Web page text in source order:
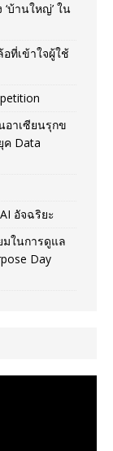
บ้านใหญ่’ ใน
อที่เข้าใจผู้ใช้
อาเซียนรุกข
ค Data
อัจฉริยะ
มในการดูแล
Day